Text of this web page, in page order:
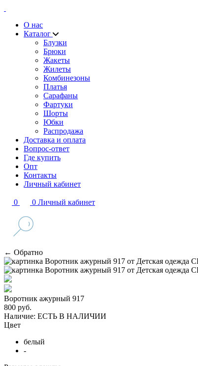
О нас
Каталог
Блузки
Брюки
Жакеты
Жилеты
Комбинезоны
Платья
Сарафаны
Фартуки
Шорты
Юбки
Распродажа
Доставка и оплата
Вопрос-ответ
Где купить
Опт
Контакты
Личный кабинет
0 0 Личный кабинет
← Обратно
Воротник ажурный 917
800 руб.
Наличие: ЕСТЬ В НАЛИЧИИ
Цвет
белый
-